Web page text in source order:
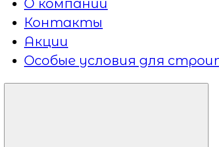
О компании
Контакты
Акции
Особые условия для